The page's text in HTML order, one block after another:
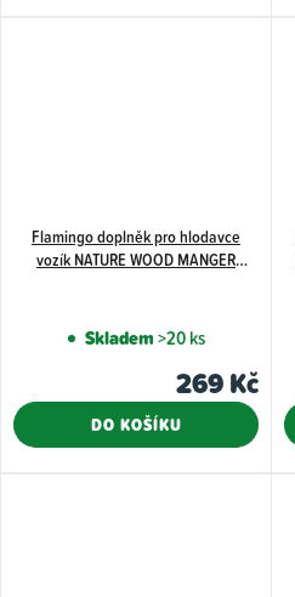
Flamingo doplněk pro hlodavce
vozík NATURE WOOD MANGER
Skladem>20 ks
269 Kč
DO KOŠÍKU